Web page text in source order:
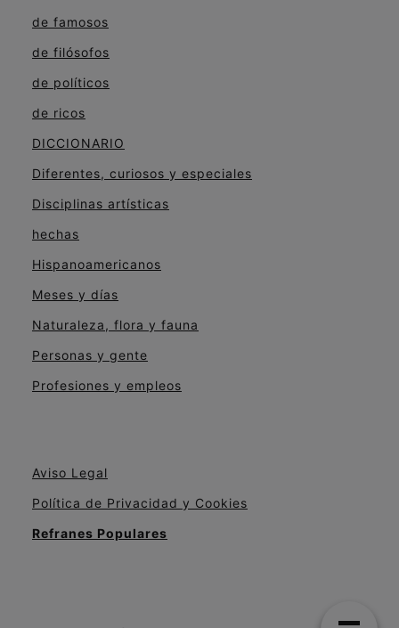
de famosos
de filósofos
de políticos
de ricos
DICCIONARIO
Diferentes, curiosos y especiales
Disciplinas artísticas
hechas
Hispanoamericanos
Meses y días
Naturaleza, flora y fauna
Personas y gente
Profesiones y empleos
Aviso Legal
Política de Privacidad y Cookies
Refranes Populares